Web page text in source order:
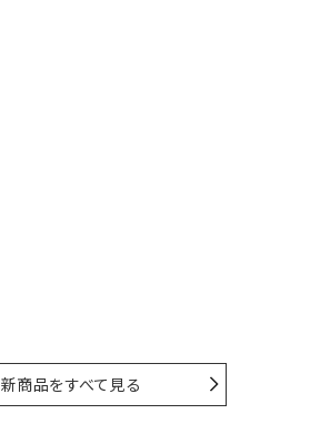
新商品をすべて見る